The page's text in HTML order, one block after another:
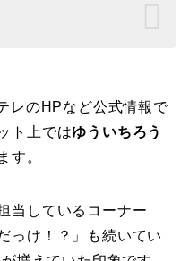
レのHPなど公式情報で
ト上ではゆういちろう
す。
当しているコーナー
っけ！？」も続いてい